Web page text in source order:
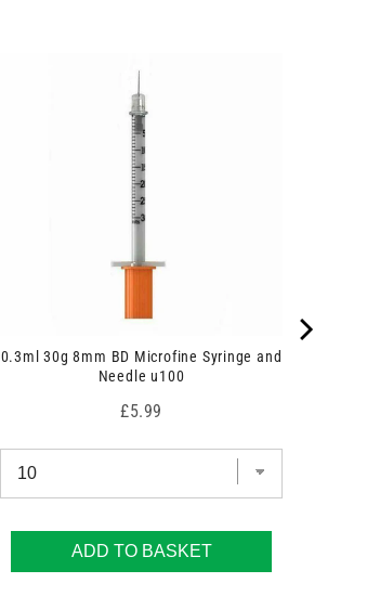
0.3ml 30g 8mm BD Microfine Syringe and
Needle u100
Price
£5.99
ADD TO BASKET